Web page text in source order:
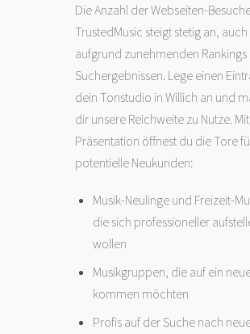
Die Anzahl der Webseiten-
TrustedMusic steigt stetig an, auch
aufgrund zunehmenden Rankings
Suchergebnissen. Lege einen
dein Tonstudio in Willich an und
dir unsere Reichweite zu Nutze.
Präsentation öffnest du die Tore
potentielle Neukunden:
Musik-Neulinge und Freizeit-
die sich professioneller
wollen
Musikgruppen, die auf ein
kommen möchten
Profis auf der Suche nach